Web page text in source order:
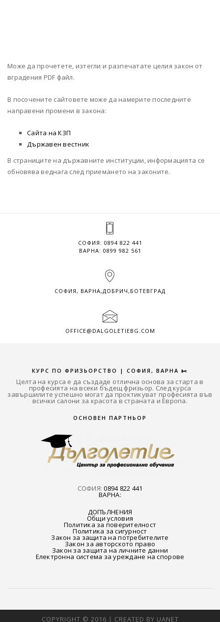
Може да прочетете, изтегли и разпечатате целия закон от
вградения PDF файл.
В посочените сайтовете може да намерите последните
направени промени в закона:
Сайта на КЗП
Държавен вестник
В страниците на държавните институции, информацията се
обновява веднага след приемането на законите.
СОФИЯ: 0894 822 441
ВАРНА: 0899 982 561
СОФИЯ, ВАРНА,ДОБРИЧ,БОТЕВГРАД
OFFICE@DALGOLETIEBG.COM
КУРС ПО ФРИЗЬОРСТВО | СОФИЯ, ВАРНА ✂️
Целта на курса е да създаде отлична основа за старта в
професията на всеки бъдещ фризьор. След курса
завършилите успешно могат да проктикуват професията във
всички салони за красота в страната и Европа.
ОСНОВЕН ПАРТНЬОР
СОФИЯ:0894 822 441
ВАРНА:
ДОПЪЛНЕНИЯ
Общи условия
Политика за поверителност
Политика за сигурност
Закон за защита на потребителите
Закон за авторското право
Закон за защита на личните данни
Електронна система за уреждане на спорове
COPYRIGHT © 2016 | CREATED BY UANET